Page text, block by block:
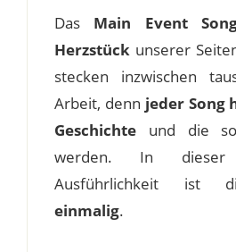
Das Main Event
Herzstück unserer
stecken inzwischen
Arbeit, denn jeder Song
Geschichte und die
werden. In
Ausführlichkeit ist
einmalig.